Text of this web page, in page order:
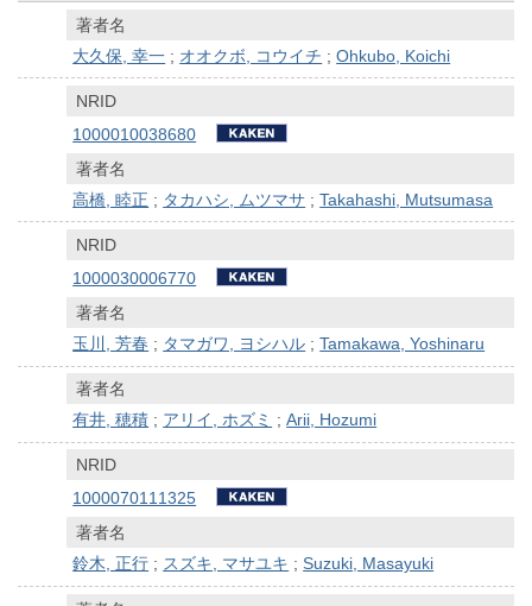
著者名
大久保, 幸一 ; オオクボ, コウイチ ;Ohkubo, Koichi
NRID
1000010038680
著者名
高橋, 睦正 ; タカハシ, ムツマサ ;Takahashi, Mutsumasa
NRID
1000030006770
著者名
玉川, 芳春 ; タマガワ, ヨシハル ;Tamakawa, Yoshinaru
著者名
有井, 穂積 ; アリイ, ホズミ ;Arii, Hozumi
NRID
1000070111325
著者名
鈴木, 正行 ; スズキ, マサユキ ;Suzuki, Masayuki